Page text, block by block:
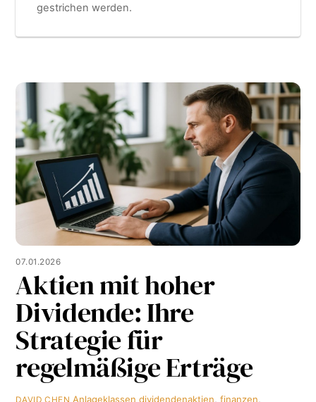
gestrichen werden.
07.01.2026
Aktien mit hoher
Dividende: Ihre
Strategie für
regelmäßige Erträge
DAVID CHEN Anlageklassen dividendenaktien,finanzen,